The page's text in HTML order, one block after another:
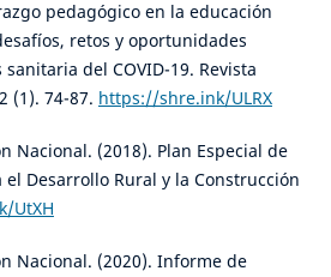
pedagógico en la educación
retos y oportunidades
del COVID-19. Revista
(1). 74-87. https://shre.ink/ULRX
Nacional. (2018). Plan Especial de
el Desarrollo Rural y la Construcción
UtXH
Nacional. (2020). Informe de